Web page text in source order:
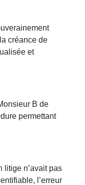
créance de
et
B de
permettant
litige n’avait pas
l’erreur